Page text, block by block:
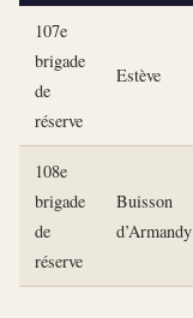
107e
brigade
de
réserve
Estève
108e
brigade
de
réserve
Buisson
d’Armandy